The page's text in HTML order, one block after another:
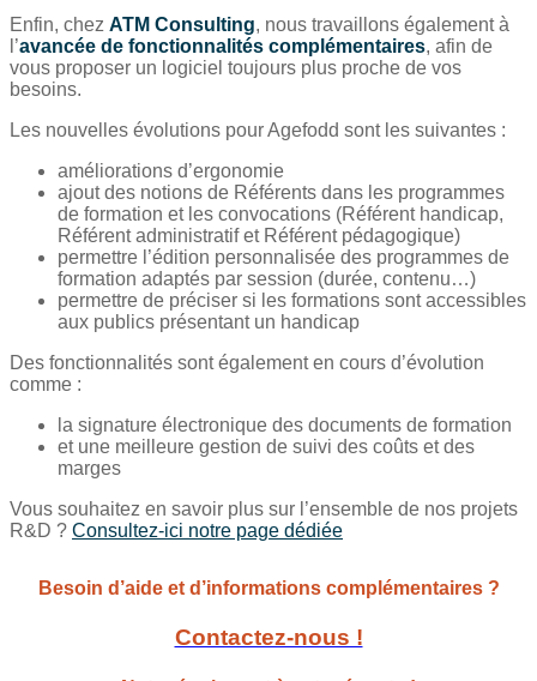
Enfin, chez ATM Consulting, nous travaillons également à
l’avancée de fonctionnalités complémentaires, afin de
vous proposer un logiciel toujours plus proche de vos
besoins.
Les nouvelles évolutions pour Agefodd sont les suivantes :
améliorations d’ergonomie
ajout des notions de Référents dans les programmes
de formation et les convocations (Référent handicap,
Référent administratif et Référent pédagogique)
permettre l’édition personnalisée des programmes de
formation adaptés par session (durée, contenu…)
permettre de préciser si les formations sont accessibles
aux publics présentant un handicap
Des fonctionnalités sont également en cours d’évolution
comme :
la signature électronique des documents de formation
et une meilleure gestion de suivi des coûts et des
marges
Vous souhaitez en savoir plus sur l’ensemble de nos projets
R&D ? Consultez-ici notre page dédiée
Besoin d’aide et d’informations complémentaires ?
Contactez-nous !